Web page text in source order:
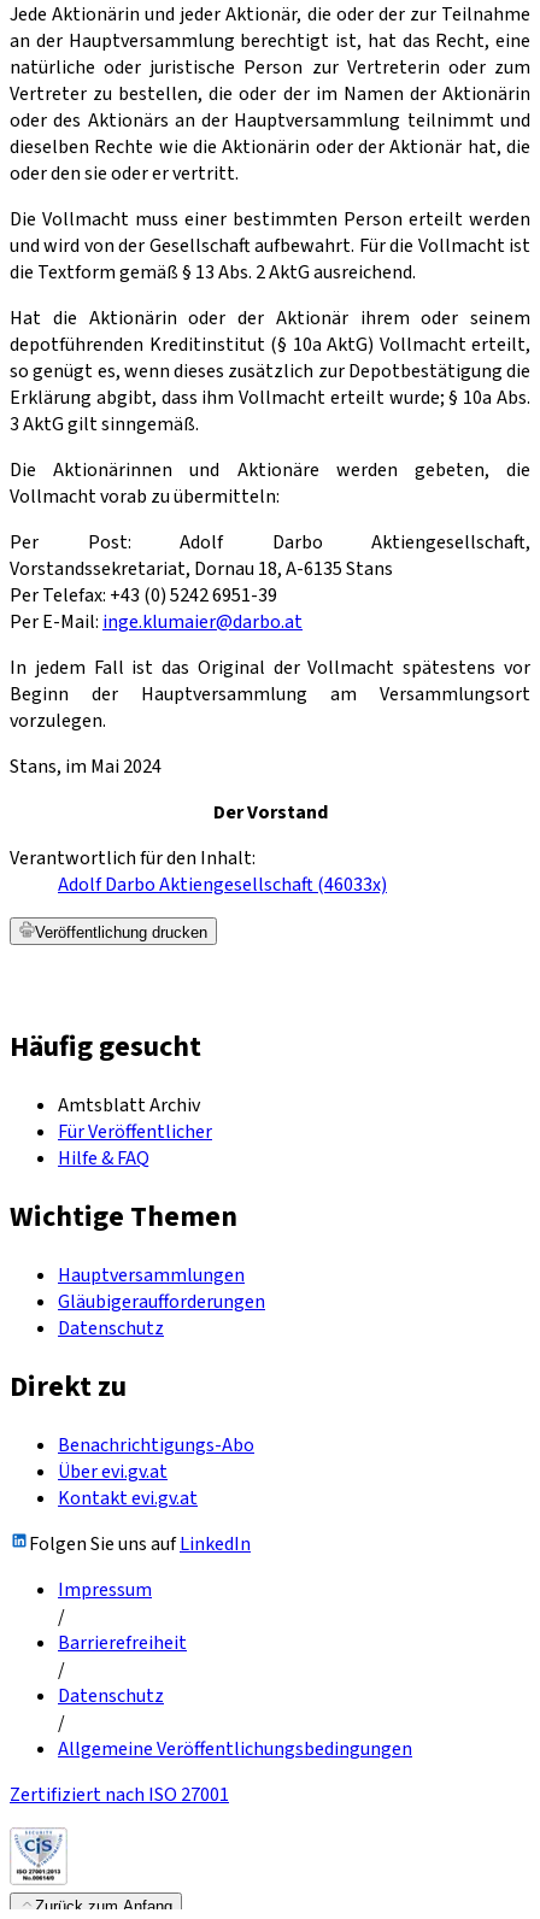
Jede Aktionärin und jeder Aktionär, die oder der zur Teilnahme
an der Hauptversammlung berechtigt ist, hat das Recht, eine
natürliche oder juristische Person zur Vertreterin oder zum
Vertreter zu bestellen, die oder der im Namen der Aktionärin
oder des Aktionärs an der Hauptversammlung teilnimmt und
dieselben Rechte wie die Aktionärin oder der Aktionär hat, die
oder den sie oder er vertritt.
Die Vollmacht muss einer bestimmten Person erteilt werden
und wird von der Gesellschaft aufbewahrt. Für die Vollmacht ist
die Textform gemäß § 13 Abs. 2 AktG ausreichend.
Hat die Aktionärin oder der Aktionär ihrem oder seinem
depotführenden Kreditinstitut (§ 10a AktG) Vollmacht erteilt,
so genügt es, wenn dieses zusätzlich zur Depotbestätigung die
Erklärung abgibt, dass ihm Vollmacht erteilt wurde; § 10a Abs.
3 AktG gilt sinngemäß.
Die Aktionärinnen und Aktionäre werden gebeten, die
Vollmacht vorab zu übermitteln:
Per Post: Adolf Darbo Aktiengesellschaft,
Vorstandssekretariat, Dornau 18, A-6135 Stans
Per Telefax: +43 (0) 5242 6951-39
Per E-Mail: inge.klumaier@darbo.at
In jedem Fall ist das Original der Vollmacht spätestens vor
Beginn der Hauptversammlung am Versammlungsort
vorzulegen.
Stans, im Mai 2024
Der Vorstand
Verantwortlich für den Inhalt:
Adolf Darbo Aktiengesellschaft (46033x)
Veröffentlichung drucken
Häufig gesucht
Amtsblatt Archiv
Für Veröffentlicher
Hilfe & FAQ
Wichtige Themen
Hauptversammlungen
Gläubigeraufforderungen
Datenschutz
Direkt zu
Benachrichtigungs-Abo
Über evi.gv.at
Kontakt evi.gv.at
Folgen Sie uns aufLinkedIn
Impressum
/
Barrierefreiheit
/
Datenschutz
/
Allgemeine Veröffentlichungsbedingungen
Zertifiziert nach ISO 27001
Zurück zum Anfang